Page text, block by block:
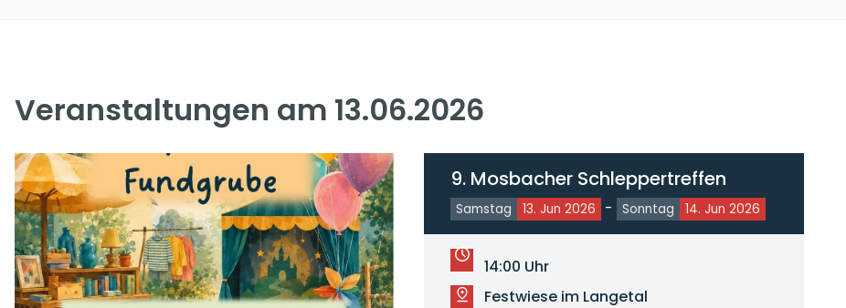
Veranstaltungen am 13.06.2026
9. Mosbacher Schleppertreffen
Samstag 13. Jun 2026 - Sonntag 14. Jun 2026
14:00 Uhr
Festwiese im Langetal